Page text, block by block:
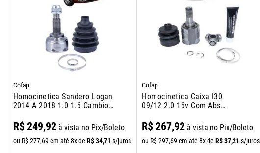
Cofap
Homocinetica Sandero Logan
2014 A 2018 1.0 1.6 Cambio
R$ 249,92à vista no Pix/Boleto
ou R$277,69 em até 8x de R$34,71 s/juros
Cofap
Homocinetica Caixa I30
09/12 2.0 16v Com Abs
R$ 267,92 à vista no Pix/Boleto
ou R$ 297,69 em até 8x de R$ 37,21 s/juros